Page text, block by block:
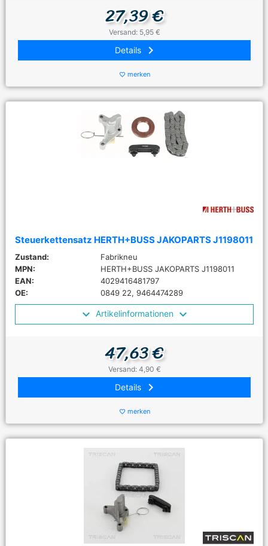
27,39 €
Versand: 5,95 €
Details keyboard_arrow_right
favorite_border merken
Steuerkettensatz HERTH+BUSS JAKOPARTS J1198011
Zustand:
Fabrikneu
MPN:
HERTH+BUSS JAKOPARTS J1198011
EAN:
4029416481797
OE:
0849 22, 9464474289
Artikelinformationen
47,63 €
Versand: 4,90 €
Details keyboard_arrow_right
favorite_border merken